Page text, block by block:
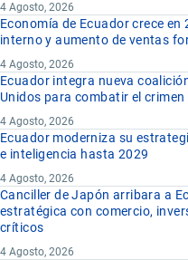
4 Agosto, 2026
Economía de Ecuador crece
interno y aumento de ventas
4 Agosto, 2026
Ecuador integra nueva
Unidos para combatir el
4 Agosto, 2026
Ecuador moderniza su
e inteligencia hasta 2029
4 Agosto, 2026
Canciller de Japón arribara a
estratégica con comercio,
críticos
4 Agosto, 2026